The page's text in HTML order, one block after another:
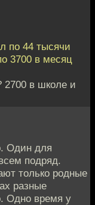
по 44 тысячи
3700 в месяц
2700 в школе и
Один для
подряд.
только родные
разные
Одно время у